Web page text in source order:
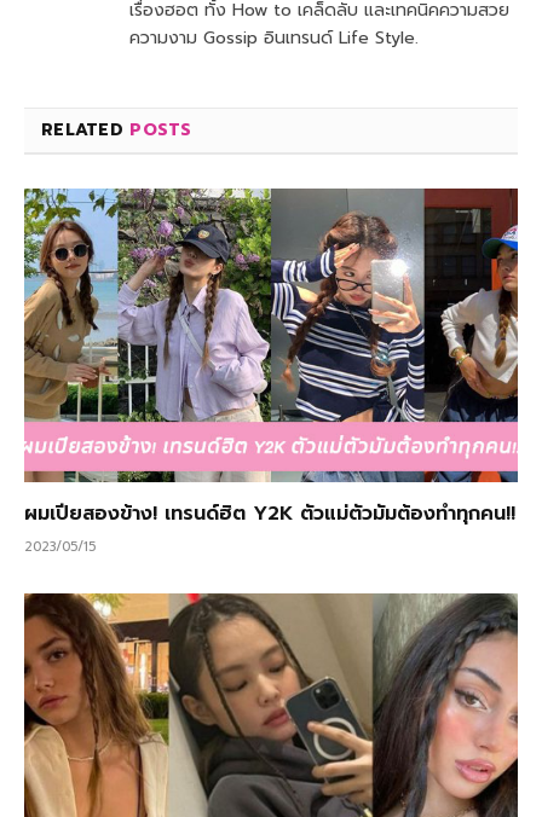
เรื่องฮอต ทั้ง How to เคล็ดลับ และเทคนิคความสวย
ความงาม Gossip อินเทรนด์ Life Style.
RELATED POSTS
ผมเปียสองข้าง! เทรนด์ฮิต Y2K ตัวแม่ตัวมัมต้องทำทุกคน!!
2023/05/15